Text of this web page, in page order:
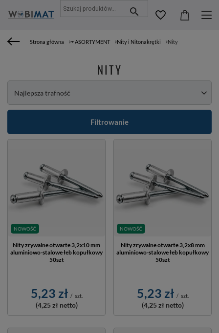
Strona główna ⏷ ASORTYMENT Nity i Nitonakrętki Nity
NITY
Zmień sortowanie
Najlepsza trafność
Filtrowanie
NOWOŚĆ
Nity zrywalne otwarte 3,2x10 mm
aluminiowo-stalowe łeb kopułkowy
50szt
5,23 zł / szt.
(4,25 zł netto)
NOWOŚĆ
Nity zrywalne otwarte 3,2x8 mm
aluminiowo-stalowe łeb kopułkowy
50szt
5,23 zł / szt.
(4,25 zł netto)